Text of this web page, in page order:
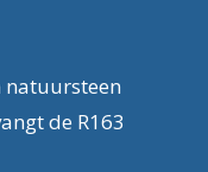
natuursteen
de R163